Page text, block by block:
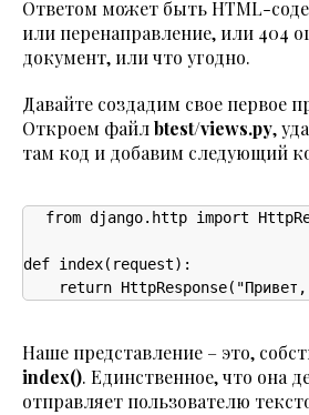
Ответом может быть HTML-
или перенаправление, или 404
документ, или что угодно.
Давайте создадим свое первое
Откроем файлbtest/views.py,
там код и добавим следующий
from django.http import
def index(request):
return
Наше представление – это,
index(). Единственное, что она
отправляет пользователю